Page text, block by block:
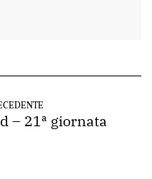
– 21ª giornata